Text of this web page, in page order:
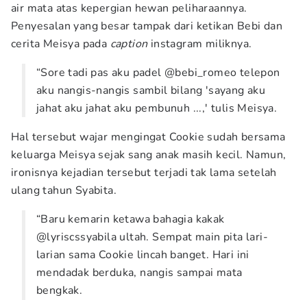
air mata atas kepergian hewan peliharaannya.
Penyesalan yang besar tampak dari ketikan Bebi dan
cerita Meisya pada captioninstagram miliknya.
“Sore tadi pas aku padel @bebi_romeo telepon
aku nangis-nangis sambil bilang 'sayang aku
jahat aku jahat aku pembunuh ...,' tulis Meisya.
Hal tersebut wajar mengingat Cookie sudah bersama
keluarga Meisya sejak sang anak masih kecil. Namun,
ironisnya kejadian tersebut terjadi tak lama setelah
ulang tahun Syabita.
“Baru kemarin ketawa bahagia kakak
@lyriscssyabila ultah. Sempat main pita lari-
larian sama Cookie lincah banget. Hari ini
mendadak berduka, nangis sampai mata
bengkak.